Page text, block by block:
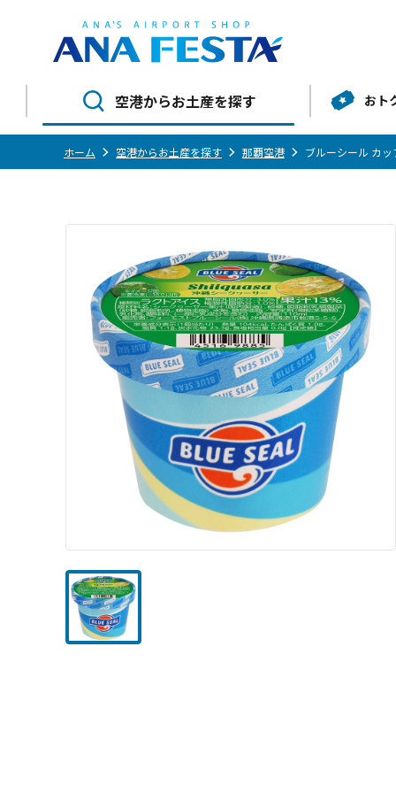
空港からお土産を探す おト
ホーム 空港からお土産を探す 那覇空港 ブルーシール カ